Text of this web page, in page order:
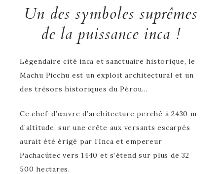
Un des symboles suprêmes
de la puissance inca !
Légendaire cité inca et sanctuaire historique, le
Machu Picchu est un exploit architectural et un
des trésors historiques du Pérou…
Ce chef-d’œuvre d’architecture perché à 2430 m
d’altitude, sur une crête aux versants escarpés
aurait été érigé par l’Inca et empereur
Pachacútec vers 1440 et s’étend sur plus de 32
500 hectares.